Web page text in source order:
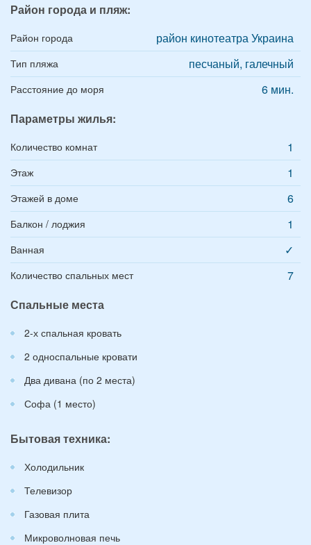
Район города и пляж:
Район города район кинотеатра Украина
Тип пляжа песчаный, галечный
Расстояние до моря
6 мин.
Параметры жилья:
Количество комнат 1
Этаж 1
Этажей в доме 6
Балкон / лоджия 1
Ванная ✓
Количество спальных мест
7
Спальные места
2-х спальная кровать
2 односпальные кровати
Два дивана (по 2 места)
Софа (1 место)
Бытовая техника:
Холодильник
Телевизор
Газовая плита
Микроволновая печь